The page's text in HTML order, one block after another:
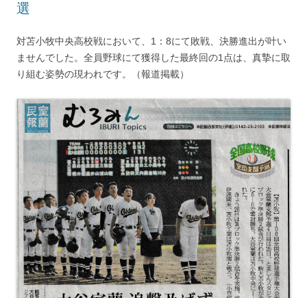
選
対苫小牧中央高校戦において、1：8にて敗戦、決勝進出が叶い
ませんでした。全員野球にて獲得した最終回の1点は、真摯に取
り組む姿勢の現われです。（報道掲載）